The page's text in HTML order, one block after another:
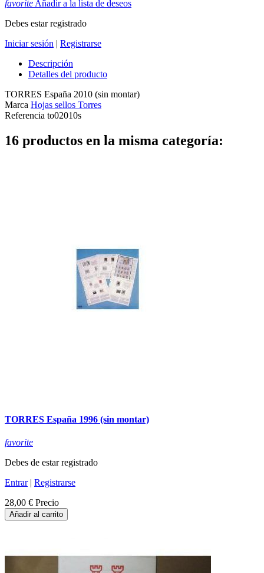
favorite Añadir a la lista de deseos
Debes estar registrado
Iniciar sesión | Registrarse
Descripción
Detalles del producto
TORRES España 2010 (sin montar)
Marca Hojas sellos Torres
Referencia to02010s
16 productos en la misma categoría:
TORRES España 1996 (sin montar)
favorite
Debes de estar registrado
Entrar| Registrarse
28,00 € Precio
Añadir al carrito